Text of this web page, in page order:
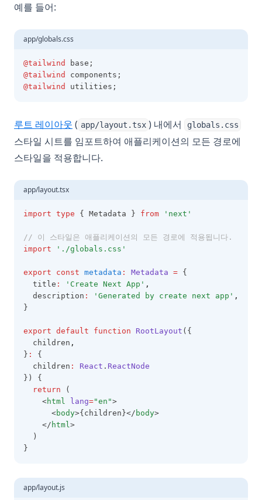
예를 들어:
app/globals.css
@tailwind
base;
@tailwind
components;
@tailwind
utilities;
루트 레이아웃 ( app/layout.tsx ) 내에서 globals.css
스타일 시트를 임포트하여 애플리케이션의 모든 경로에
스타일을 적용합니다.
app/layout.tsx
import type { Metadata } from 'next'
// 이 스타일은 애플리케이션의 모든 경로에 적용됩니다.
import
'./globals.css'
export const metadata : Metadata = {
  title
: 'Create Next App' ,
  description
: 'Generated by create next app' ,
}
export default function RootLayout ({
  children
,
} :
{
  children
: React . ReactNode
}) {
return (
    <
html lang="en">
      <
body>{children}</ body>
    </
html>
  )
}
app/layout.js